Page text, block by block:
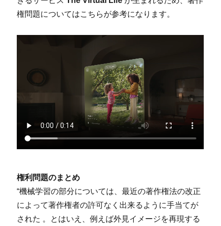
権問題についてはこちらが参考になります。
権利問題のまとめ
“機械学習の部分については、最近の著作権法の改正
によって著作権者の許可なく出来るように手当てが
された 。とはいえ、例えば外見イメージを再現する